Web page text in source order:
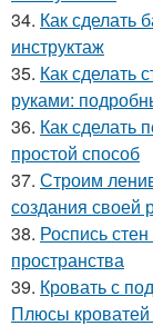
34. Как сделать
инструктаж
35. Как сделать
руками:
36. Как сделать
простой способ
37. Строим
создания своей
38. Роспись
пространства
39. Кровать с
Плюсы